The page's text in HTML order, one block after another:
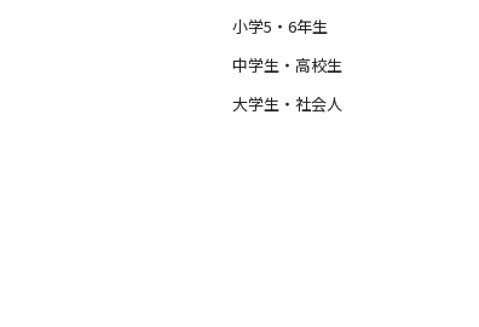
小学5・6年生
中学生・高校生
大学生・社会人